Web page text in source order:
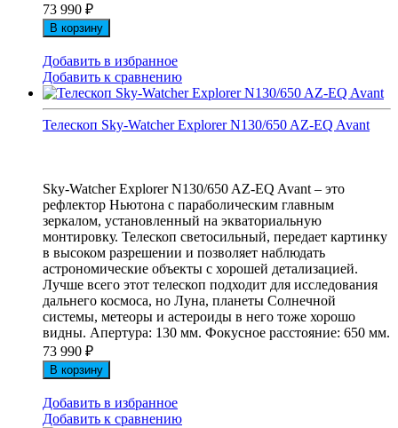
73 990 ₽
В корзину
Добавить в избранное
Добавить к сравнению
Телескоп Sky-Watcher Explorer N130/650 AZ-EQ Avant
Sky-Watcher Explorer N130/650 AZ-EQ Avant – это
рефлектор Ньютона с параболическим главным
зеркалом, установленный на экваториальную
монтировку. Телескоп светосильный, передает картинку
в высоком разрешении и позволяет наблюдать
астрономические объекты с хорошей детализацией.
Лучше всего этот телескоп подходит для исследования
дальнего космоса, но Луна, планеты Солнечной
системы, метеоры и астероиды в него тоже хорошо
видны. Апертура: 130 мм. Фокусное расстояние: 650 мм.
73 990 ₽
В корзину
Добавить в избранное
Добавить к сравнению